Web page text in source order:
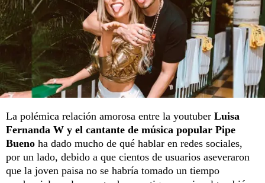
La polémica relación amorosa entre la youtuber Luisa
Fernanda W y el cantante de música popular Pipe
Bueno ha dado mucho de qué hablar en redes sociales,
por un lado, debido a que cientos de usuarios aseveraron
que la joven paisa no se habría tomado un tiempo